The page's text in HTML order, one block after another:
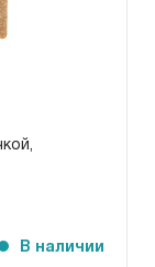
В наличии